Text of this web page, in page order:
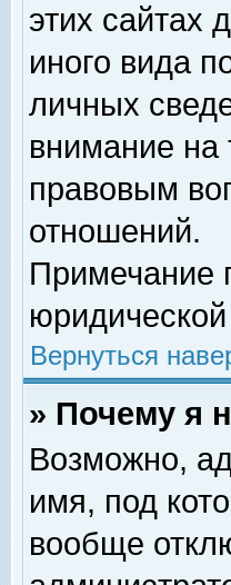
этих сайтах
иного вида
личных
внимание на
правовым
отношений.
Примечание
Вернуться
» Почему я
Возможно,
имя, под
вообще